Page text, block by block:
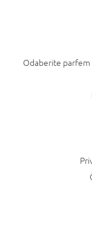
Odaberite